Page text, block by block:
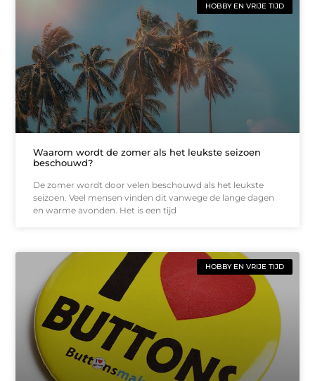
HOBBY EN VRIJE TIJD
Waarom wordt de zomer als het leukste seizoen
beschouwd?
De zomer wordt door velen beschouwd als het leukste
seizoen. Veel mensen vinden dit vanwege de lange dagen
en warme avonden. Het is een tijd
HOBBY EN VRIJE TIJD